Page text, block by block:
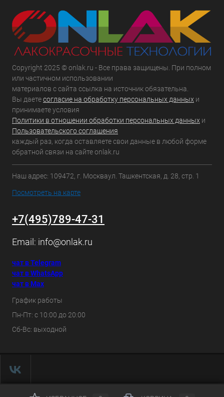
Copyright 2025 © onlak.ru - Все права защищены. При полном
или частичном использовании
материалов с сайта ссылка на источник обязательна.
Вы даетесогласие на обработку персональных данных и
принимаете условия
Политики в отношении обработки персональных данных и
Пользовательского соглашения
каждый раз, когда оставляете свои данные в любой форме
обратной связи на сайте onlak.ru
Наш адрес: 109472, г. Москваул. Ташкентская, д. 28, стр. 1
Посмотреть на карте
+7(495)789-47-31
Email: info@onlak.ru
чат в Telegram
чат в WhatsApp
чат в Max
График работы
Пн-Пт: с 10:00 до 20:00
Сб-Вс: выходной